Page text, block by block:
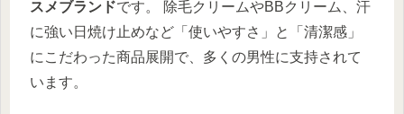
スメブランドです。 除毛クリームやBBクリーム、汗
に強い日焼け止めなど「使いやすさ」と「清潔感」
にこだわった商品展開で、多くの男性に支持されて
います。